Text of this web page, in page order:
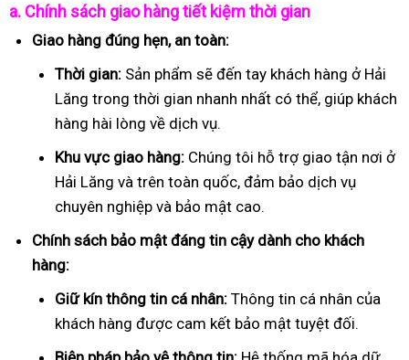
a. Chính sách giao hàng tiết kiệm thời gian
Giao hàng đúng hẹn, an toàn:
Thời gian: Sản phẩm sẽ đến tay khách hàng ở Hải
Lăng trong thời gian nhanh nhất có thể, giúp khách
hàng hài lòng về dịch vụ.
Khu vực giao hàng: Chúng tôi hỗ trợ giao tận nơi ở
Hải Lăng và trên toàn quốc, đảm bảo dịch vụ
chuyên nghiệp và bảo mật cao.
Chính sách bảo mật đáng tin cậy dành cho khách
hàng:
Giữ kín thông tin cá nhân: Thông tin cá nhân của
khách hàng được cam kết bảo mật tuyệt đối.